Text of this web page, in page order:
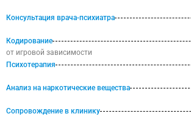
Консультация врача-психиатра
Кодирование
от игровой зависимости
Психотерапия
Анализ на наркотические вещества
Сопровождение в клинику